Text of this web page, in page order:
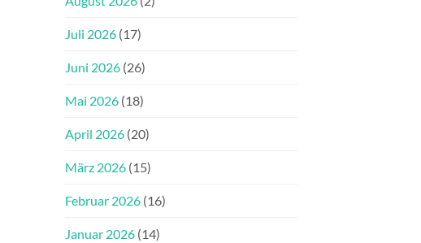
Juli 2026 (17)
Juni 2026 (26)
Mai 2026 (18)
April 2026 (20)
März 2026 (15)
Februar 2026 (16)
Januar 2026 (14)